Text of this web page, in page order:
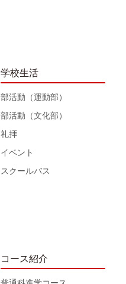
学校生活
部活動（運動部）
部活動（文化部）
礼拝
イベント
スクールバス
コース紹介